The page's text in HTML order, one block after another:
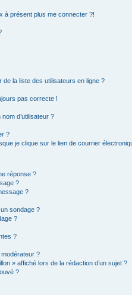
à présent plus me connecter ?!
de la liste des utilisateurs en ligne ?
pas correcte !
d’utilisateur ?
?
je clique sur le lien de courrier
réponse ?
?
?
sondage ?
?
?
?
» affiché lors de la rédaction d’un sujet ?
?